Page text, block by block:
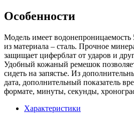
Особенности
Модель имеет
из материала – сталь. Прочное
защищает циферблат от ударов и
Удобный кожаный ремешок
сидеть на запястье. Из
дата, дополнительный показатель
формате, минуты, секунды,
Характеристики